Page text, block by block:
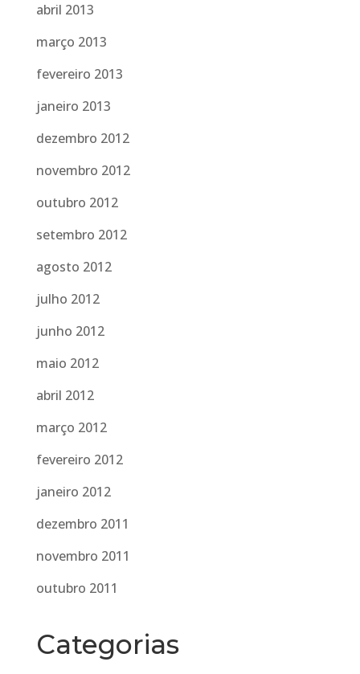
abril 2013
março 2013
fevereiro 2013
janeiro 2013
dezembro 2012
novembro 2012
outubro 2012
setembro 2012
agosto 2012
julho 2012
junho 2012
maio 2012
abril 2012
março 2012
fevereiro 2012
janeiro 2012
dezembro 2011
novembro 2011
outubro 2011
Categorias